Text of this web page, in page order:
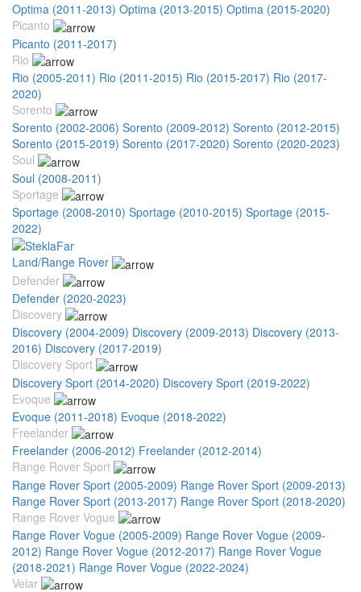
Optima (2011-2013) Optima (2013-2015) Optima (2015-2020)
Picanto
Picanto (2011-2017)
Rio
Rio (2005-2011) Rio (2011-2015) Rio (2015-2017) Rio (2017-
2020)
Sorento
Sorento (2002-2006) Sorento (2009-2012) Sorento (2012-2015)
Sorento (2015-2019) Sorento (2017-2020) Sorento (2020-2023)
Soul
Soul (2008-2011)
Sportage
Sportage (2008-2010) Sportage (2010-2015) Sportage (2015-
2022)
Land/Range Rover
Defender
Defender (2020-2023)
Discovery
Discovery (2004-2009) Discovery (2009-2013) Discovery (2013-
2016) Discovery (2017-2019)
Discovery Sport
Discovery Sport (2014-2020) Discovery Sport (2019-2022)
Evoque
Evoque (2011-2018) Evoque (2018-2022)
Freelander
Freelander (2006-2012) Freelander (2012-2014)
Range Rover Sport
Range Rover Sport (2005-2009) Range Rover Sport (2009-2013)
Range Rover Sport (2013-2017) Range Rover Sport (2018-2020)
Range Rover Vogue
Range Rover Vogue (2005-2009) Range Rover Vogue (2009-
2012) Range Rover Vogue (2012-2017) Range Rover Vogue
(2018-2021) Range Rover Vogue (2022-2024)
Velar